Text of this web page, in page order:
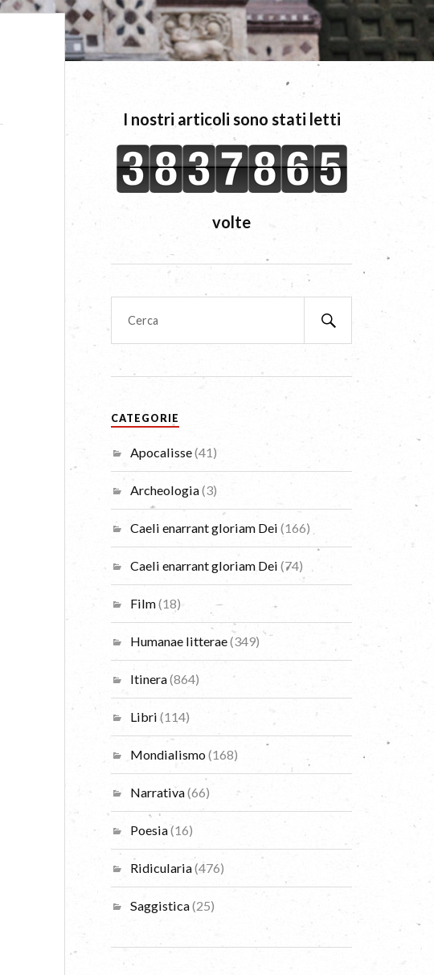
I nostri articoli sono stati letti
volte
CATEGORIE
Apocalisse(41)
Archeologia(3)
Caeli enarrant gloriam Dei (166)
Caeli enarrant gloriam Dei (74)
Film(18)
Humanae litterae(349)
Itinera(864)
Libri (114)
Mondialismo(168)
Narrativa(66)
Poesia(16)
Ridicularia(476)
Saggistica(25)